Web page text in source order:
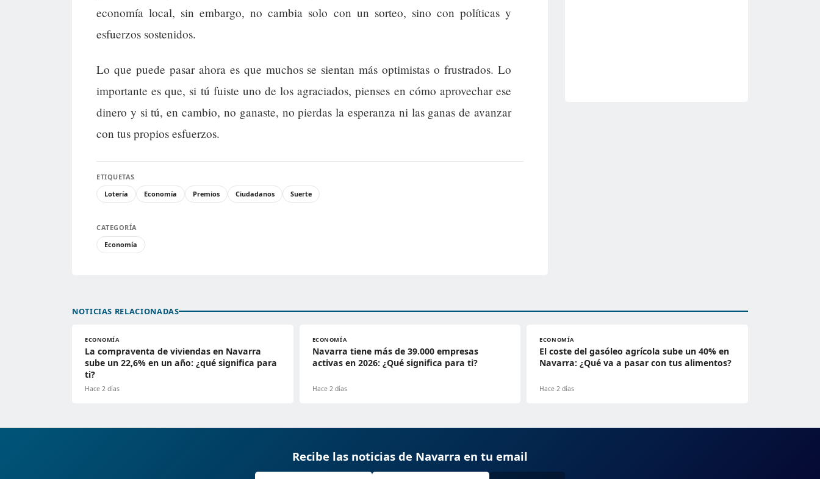
economía local, sin embargo, no cambia solo con un sorteo, sino con políticas y
esfuerzos sostenidos.
Lo que puede pasar ahora es que muchos se sientan más optimistas o frustrados. Lo
importante es que, si tú fuiste uno de los agraciados, pienses en cómo aprovechar ese
dinero y si tú, en cambio, no ganaste, no pierdas la esperanza ni las ganas de avanzar
con tus propios esfuerzos.
ETIQUETAS
Lotería
Economía Premios Ciudadanos Suerte
CATEGORÍA
Economía
NOTICIAS RELACIONADAS
ECONOMÍA
La compraventa de viviendas en Navarra
sube un 22,6% en un año: ¿qué significa para
ti?
Hace 2 días
ECONOMÍA
Navarra tiene más de 39.000 empresas
activas en 2026: ¿Qué significa para ti?
Hace 2 días
ECONOMÍA
El coste del gasóleo agrícola sube un 40% en
Navarra: ¿Qué va a pasar con tus alimentos?
Hace 2 días
Recibe las noticias de Navarra en tu email